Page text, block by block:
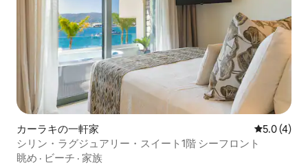
カーラキの一軒家 レビュー4
5.0 (4)
シリン・ラグジュアリー・スイート1階 シーフロント
眺め · ビーチ · 家族